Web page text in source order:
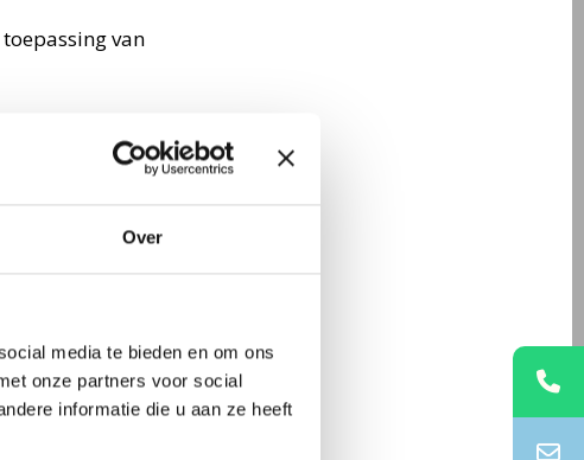
Over
media te bieden en om ons
onze partners voor social
informatie die u aan ze heeft
van
informatie die
Daarmee
Vanuit